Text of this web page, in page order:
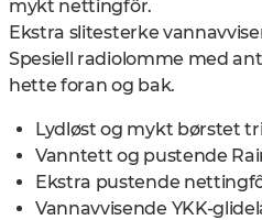
mykt nettingfôr.
Ekstra slitesterke
Spesiell radiolomme med
hette foran og bak.
Lydløst og mykt børstet
Vanntett og pustende
Ekstra pustende
Vannavvisende YKK-